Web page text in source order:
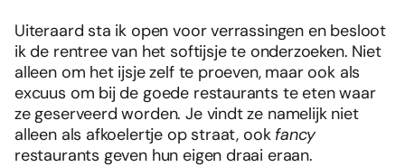
Uiteraard sta ik open voor verrassingen en besloot
ik de rentree van het softijsje te onderzoeken. Niet
alleen om het ijsje zelf te proeven, maar ook als
excuus om bij de goede restaurants te eten waar
ze geserveerd worden. Je vindt ze namelijk niet
alleen als afkoelertje op straat, ook fancy
restaurants geven hun eigen draai eraan.